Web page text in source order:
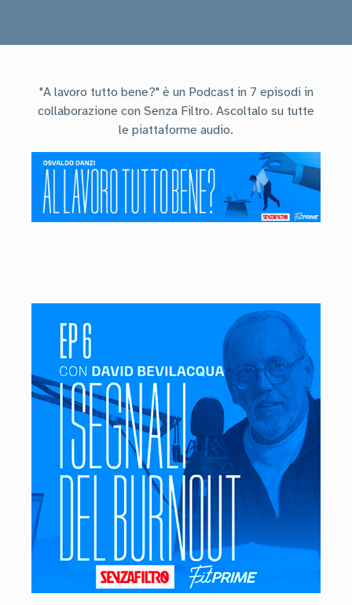
"A lavoro tutto bene?" è un Podcast in 7 episodi in
collaborazione con Senza Filtro. Ascoltalo su tutte
le piattaforme audio.